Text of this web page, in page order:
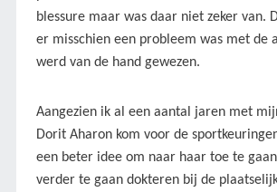
blessure maar was daar niet zeker van.
er misschien een probleem was met de
werd van de hand gewezen.
Aangezien ik al een aantal jaren met
Dorit Aharon kom voor de
een beter idee om naar haar toe te
verder te gaan dokteren bij de